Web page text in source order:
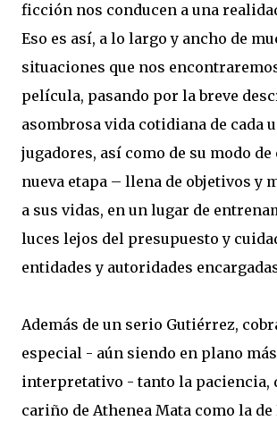
ficción nos conducen a una
Eso es así, a lo largo y ancho de
situaciones que nos
película, pasando por la breve
asombrosa vida cotidiana de cada
jugadores, así como de su modo de
nueva etapa – llena de objetivos y
a sus vidas, en un lugar de
luces lejos del presupuesto y
entidades y autoridades
Además de un serio Gutiérrez,
especial - aún siendo en plano
interpretativo - tanto la paciencia,
cariño de Athenea Mata como la de